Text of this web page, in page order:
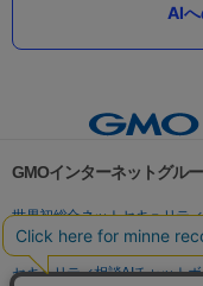
AI
GMOインターネットグル
世界初総合ネットセキュリテ
パスワード漏洩診断
Web
セキュリティ相談AIチャット